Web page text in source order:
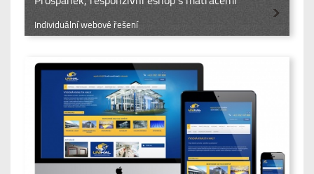
Individuální webové řešení